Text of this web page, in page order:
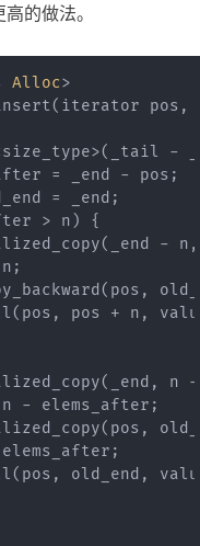
的做法。
Alloc>
( iterator pos ,
size_type>( _tail -
= _end - pos ;
= _end ;
> n )
{
( _end - n ,
n ;
( pos ,
( pos , pos + n ,
( _end , n
-
n - elems_after ;
( pos ,
elems_after ;
( pos , old_end ,